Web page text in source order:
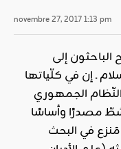
novembre 27, 2017 1:13 pm
الباحثون إلى
ـ إن في كلّياتها
الجمهوري
مصدرًا وأساسًا
في البحث